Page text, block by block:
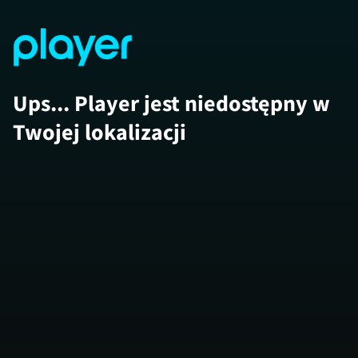
Ups... Player jest niedostępny w
Twojej lokalizacji